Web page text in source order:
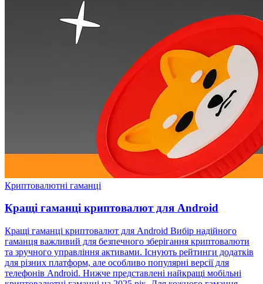
Криптовалютні гаманці
Кращі гаманці криптовалют для Android
Кращі гаманці криптовалют для Android Вибір надійного
гаманця важливий для безпечного зберігання криптовалюти
та зручного управління активами. Існують рейтинги додатків
для різних платформ, але особливо популярні версії для
телефонів Android. Нижче представлені найкращі мобільні